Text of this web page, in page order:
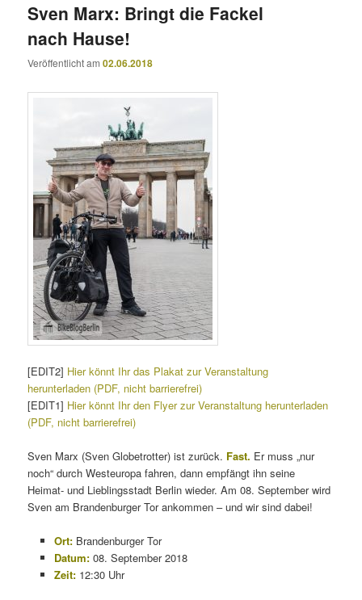
Sven Marx: Bringt die Fackel
nach Hause!
Veröffentlicht am02.06.2018
[EDIT2] Hier könnt Ihr das Plakat zur Veranstaltung
herunterladen (PDF, nicht barrierefrei)
[EDIT1] Hier könnt Ihr den Flyer zur Veranstaltung herunterladen
(PDF, nicht barrierefrei)
Sven Marx (Sven Globetrotter) ist zurück. Fast. Er muss „nur
noch“ durch Westeuropa fahren, dann empfängt ihn seine
Heimat- und Lieblingsstadt Berlin wieder. Am 08. September wird
Sven am Brandenburger Tor ankommen – und wir sind dabei!
Ort:Brandenburger Tor
Datum:08. September 2018
Zeit:12:30 Uhr